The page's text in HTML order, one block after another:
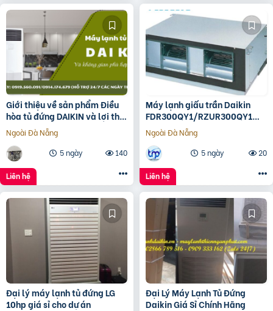
Giới thiệu về sản phẩm Điều
hòa tủ đứng DAIKIN và lợi thế
khi lắp
Ngoài Đà Nẵng
5 ngày
140
Liên hệ
Máy lạnh giấu trần Daikin
FDR300QY1/RZUR300QY1
Inverter
Ngoài Đà Nẵng
5 ngày
20
Liên hệ
Đại lý máy lạnh tủ đứng LG
10hp giá sỉ cho dự án
Đại Lý Máy Lạnh Tủ Đứng
Daikin Giá Sỉ Chính Hãng